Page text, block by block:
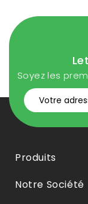
Soyez les
Produits
Notre Société